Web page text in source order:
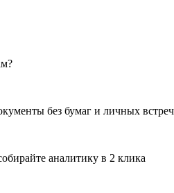
без бумаг и личных встреч
аналитику в 2 клика